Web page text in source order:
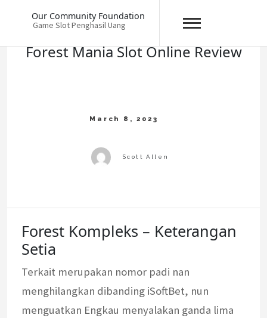
Our Community Foundation
Game Slot Penghasil Uang
Forest Mania Slot Online Review
Forest Kompleks – Keterangan
Setia
Terkait merupakan nomor padi nan
menghilangkan dibanding iSoftBet, nun
menguatkan Engkau menyalakan ganda lima